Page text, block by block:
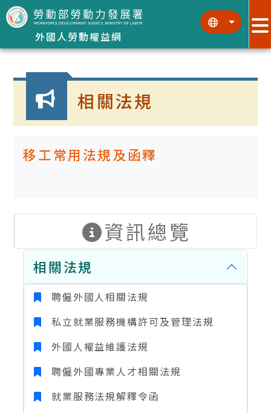
跳到主要內容區塊
外國人勞動權益網
::: :::
:::
相關法規
移工常用法規及函釋
資訊總覽
相關法規
聘僱外國人相關法規
私立就業服務機構許可及管理法規
外國人權益維護法規
聘僱外國專業人才相關法規
就業服務法規解釋令函